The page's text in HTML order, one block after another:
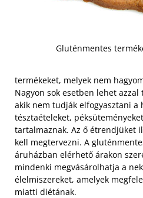
Gluténmentes
termékeket, melyek nem
Nagyon sok esetben lehet
akik nem tudják elfogyasztani a
tésztaételeket,
tartalmaznak. Az ő étrendjüket
kell megtervezni. A
áruházban elérhető árakon
mindenki megvásárolhatja a
élelmiszereket, amelyek
miatti diétának.